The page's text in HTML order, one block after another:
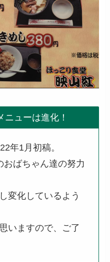
ニューは進化！
年1月初稿。
おばちゃん達の努力
変化しているよう
いますので、ご了